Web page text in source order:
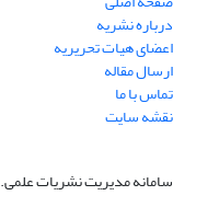
درباره نشریه
اعضای هیات تحریریه
ارسال مقاله
تماس با ما
نقشه سایت
سامانه مدیریت نشریات علمی.